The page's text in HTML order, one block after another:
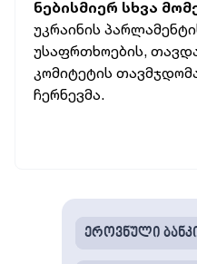
ნებისმიერ სხვა
უკრაინის
უსაფრთხოების,
კომიტეტის
ჩერნევმა.